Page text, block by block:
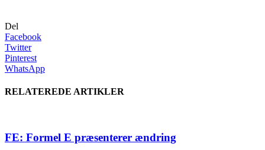
Del
Facebook
Twitter
Pinterest
WhatsApp
RELATEREDE ARTIKLER
FE: Formel E præsenterer ændring